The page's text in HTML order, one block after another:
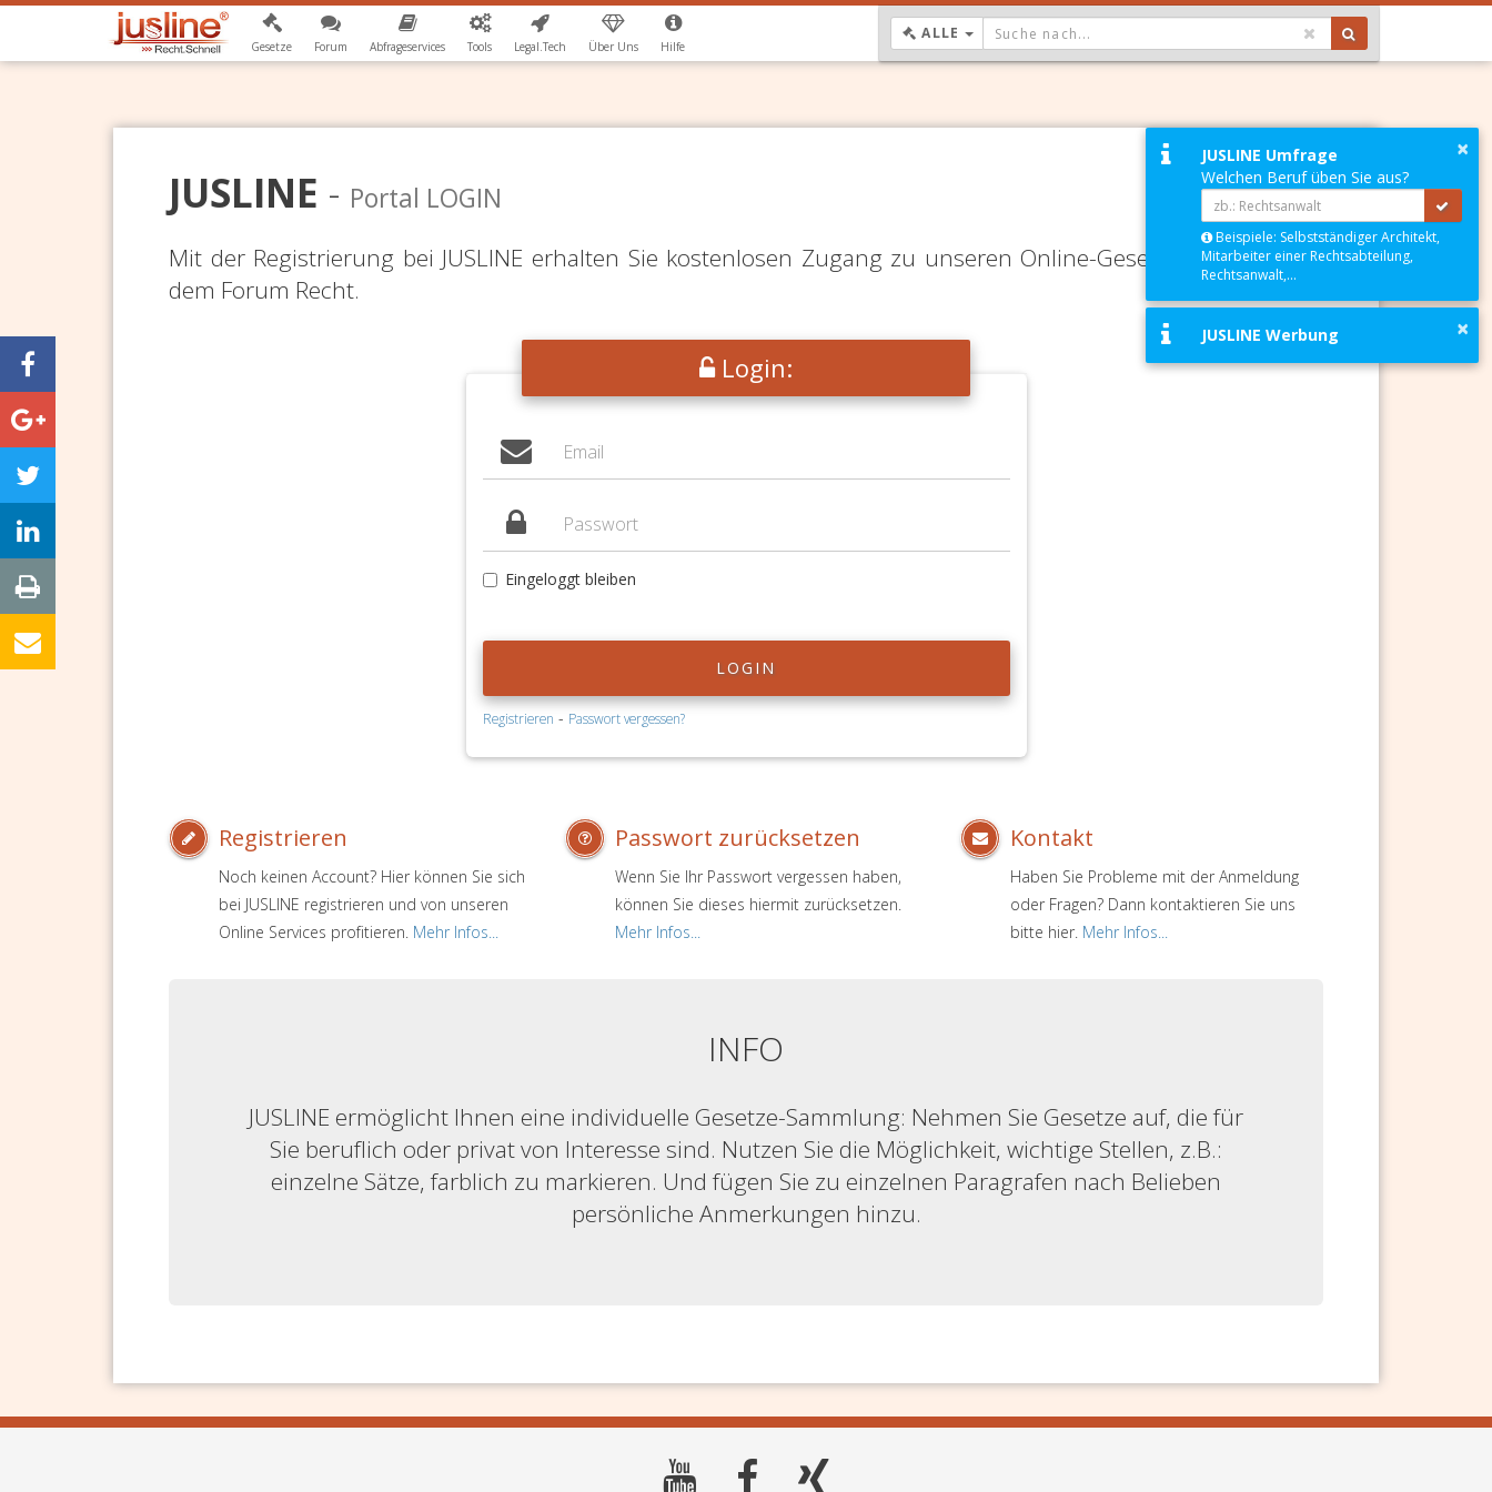
Gesetze Forum Abfrageservices Tools Legal.Tech Über Uns Hilfe
ALLE DROPDOWN: GEWÄHLTER WERT IST ALLE
JUSLINE - Portal LOGIN
Mit der Registrierung bei JUSLINE erhalten Sie kostenlosen Zugang zu unseren Online-Gesetze-Services und
dem Forum Recht.
Login:
Eingeloggt bleiben
LOGIN
Registrieren - Passwort vergessen?
Registrieren
Noch keinen Account? Hier können Sie sich
bei JUSLINE registrieren und von unseren
Online Services profitieren. Mehr Infos...
Passwort zurücksetzen
Wenn Sie Ihr Passwort vergessen haben,
können Sie dieses hiermit zurücksetzen.
Mehr Infos...
Kontakt
Haben Sie Probleme mit der Anmeldung
oder Fragen? Dann kontaktieren Sie uns
bitte hier. Mehr Infos...
INFO
JUSLINE ermöglicht Ihnen eine individuelle Gesetze-Sammlung: Nehmen Sie Gesetze auf, die für
Sie beruflich oder privat von Interesse sind. Nutzen Sie die Möglichkeit, wichtige Stellen, z.B.:
einzelne Sätze, farblich zu markieren. Und fügen Sie zu einzelnen Paragrafen nach Belieben
persönliche Anmerkungen hinzu.
×
JUSLINE Umfrage
Welchen Beruf üben Sie aus?
Beispiele: Selbstständiger Architekt,
Mitarbeiter einer Rechtsabteilung,
Rechtsanwalt,...
×
JUSLINE Werbung